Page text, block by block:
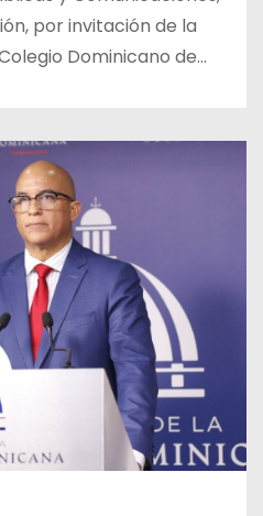
por invitación de la
Dominicano de…